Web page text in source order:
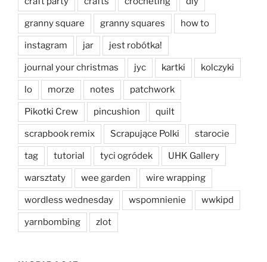
granny square granny squares how to
instagram jar jest robótka!
journal your christmas jyc kartki kolczyki
lo morze notes patchwork
Pikotki Crew pincushion quilt
scrapbook remix Scrapujące Polki starocie
tag tutorial tyci ogródek UHK Gallery
warsztaty wee garden wire wrapping
wordless wednesday wspomnienie wwkipd
yarnbombing zlot